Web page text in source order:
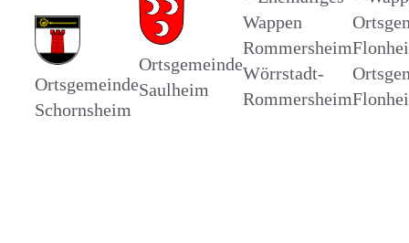
Ortsgemeinde
Schornsheim
Ortsgemeinde
Saulheim
Wörrstadt-
Rommersheim